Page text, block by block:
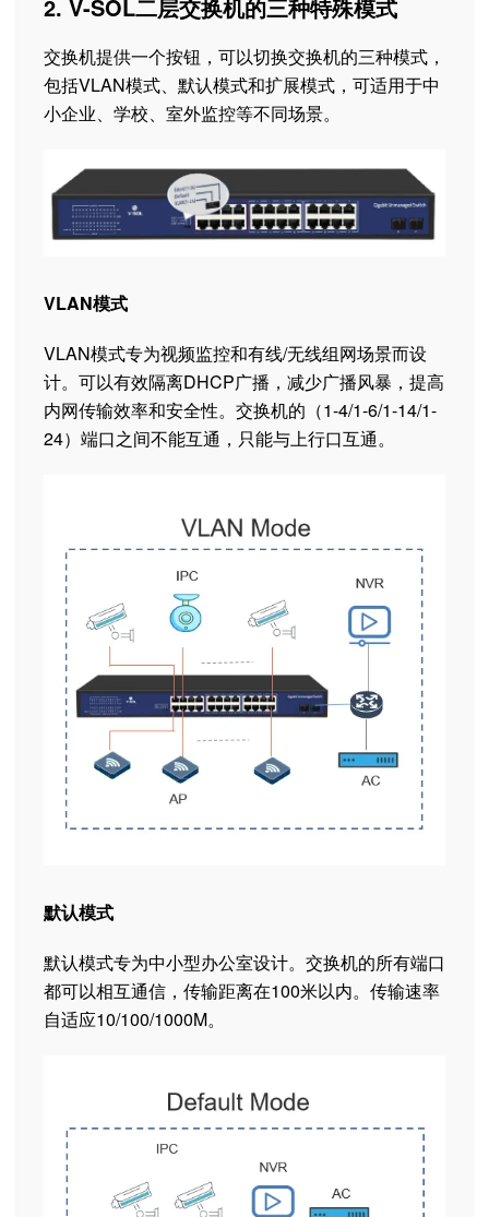
2. V-SOL二层交换机的三种特殊模式
交换机提供一个按钮，可以切换交换机的三种模式，
包括VLAN模式、默认模式和扩展模式，可适用于中
小企业、学校、室外监控等不同场景。
VLAN模式
VLAN模式专为视频监控和有线/无线组网场景而设
计。可以有效隔离DHCP广播，减少广播风暴，提高
内网传输效率和安全性。交换机的（1-4/1-6/1-14/1-
24）端口之间不能互通，只能与上行口互通。
默认模式
默认模式专为中小型办公室设计。交换机的所有端口
都可以相互通信，传输距离在100米以内。传输速率
自适应10/100/1000M。